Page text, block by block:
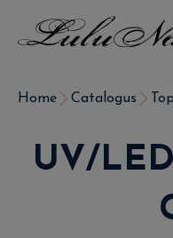
Home Catalogus
UV/